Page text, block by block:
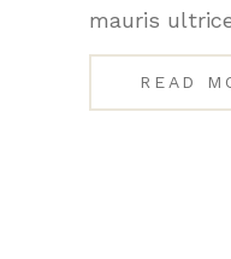
mauris
READ